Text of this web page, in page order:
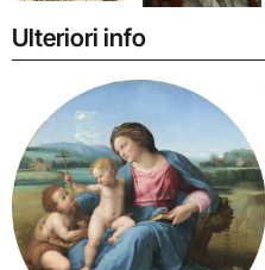
Ulteriori info